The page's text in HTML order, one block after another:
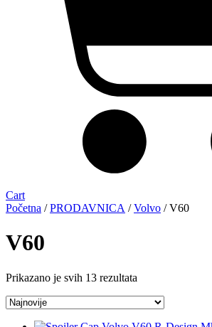
Cart
Početna /PRODAVNICA /Volvo / V60
V60
Prikazano je svih 13 rezultata
najnovijem